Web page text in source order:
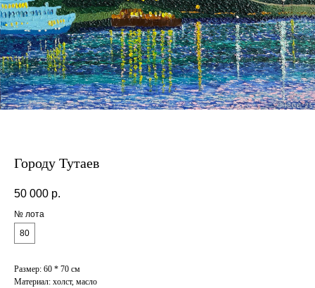
Городу Тутаев
50 000 р.
№ лота
80
Размер: 60 * 70 см
Материал: холст, масло